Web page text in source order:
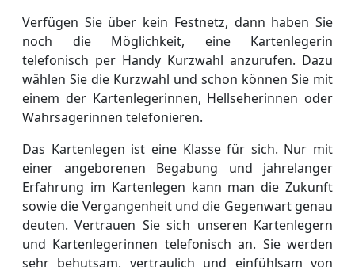
Verfügen Sie über kein Festnetz, dann haben Sie
noch die Möglichkeit, eine Kartenlegerin
telefonisch per Handy Kurzwahl anzurufen. Dazu
wählen Sie die Kurzwahl und schon können Sie mit
einem der Kartenlegerinnen, Hellseherinnen oder
Wahrsagerinnen telefonieren.
Das Kartenlegen ist eine Klasse für sich. Nur mit
einer angeborenen Begabung und jahrelanger
Erfahrung im Kartenlegen kann man die Zukunft
sowie die Vergangenheit und die Gegenwart genau
deuten. Vertrauen Sie sich unseren Kartenlegern
und Kartenlegerinnen telefonisch an. Sie werden
sehr behutsam, vertraulich und einfühlsam von